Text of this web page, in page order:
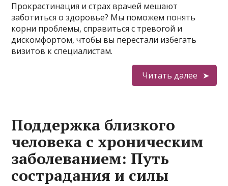
Прокрастинация и страх врачей мешают
заботиться о здоровье? Мы поможем понять
корни проблемы, справиться с тревогой и
дискомфортом, чтобы вы перестали избегать
визитов к специалистам.
Читать далее
Поддержка близкого
человека с хроническим
заболеванием: Путь
сострадания и силы